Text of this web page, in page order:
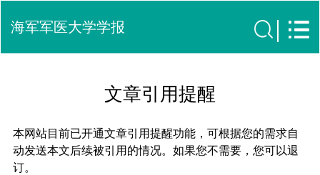
海军军医大学学报
文章引用提醒
本网站目前已开通文章引用提醒功能，可根据您的需求自
动发送本文后续被引用的情况。如果您不需要，您可以退
订。